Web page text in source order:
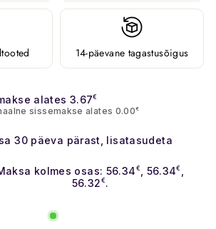
14-päevane tagastusõigus
alates 3.67€
sissemakse alates 0.00€
30 päeva pärast, lisatasudeta
kolmes osas: 56.34 € , 56.34€
56.32 € .